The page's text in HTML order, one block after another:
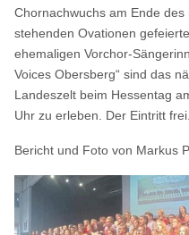
Chornachwuchs am Ende
stehenden Ovationen
ehemaligen Vorchor-
Voices Obersberg“ sind das
Landeszelt beim Hessentag
Uhr zu erleben. Der Eintritt frei.
Bericht und Foto von Markus